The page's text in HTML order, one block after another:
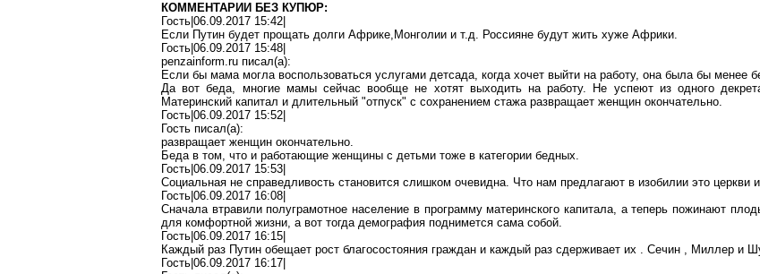
КОММЕНТАРИИ БЕЗ КУПЮР:
Гость|06.09.2017 15:42|
Если Путин будет прощать долги Африке,Монголии и т.д. Россияне будут жить хуже Африки.
Гость|06.09.2017 15:48|
penzainform.ru писал(a):
Если бы мама могла воспользоваться услугами детсада, когда хочет выйти на работу, она была бы менее
Да вот беда, многие мамы сейчас вообще не хотят выходить на работу. Не успеют из одного
Материнский капитал и длительный "отпуск" с сохранением стажа развращает женщин окончательно.
Гость|06.09.2017 15:52|
Гость писал(a):
развращает женщин окончательно.
Беда в том, что и работающие женщины с детьми тоже в категории бедных.
Гость|06.09.2017 15:53|
Социальная не справедливость становится слишком очевидна. Что нам предлагают в изобилии это церкви
Гость|06.09.2017 16:08|
Сначала втравилиполуграмотное население в программу материнского капитала, а теперь пожинают
для комфортной жизни, а вот тогда демография поднимется сама собой.
Гость|06.09.2017 16:15|
Каждый раз Путин обещает рост благосостояния граждан и каждый раз сдерживает их . Сечин , Миллер и
Гость|06.09.2017 16:17|